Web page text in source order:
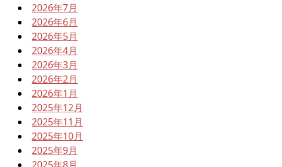
2026年7月
2026年6月
2026年5月
2026年4月
2026年3月
2026年2月
2026年1月
2025年12月
2025年11月
2025年10月
2025年9月